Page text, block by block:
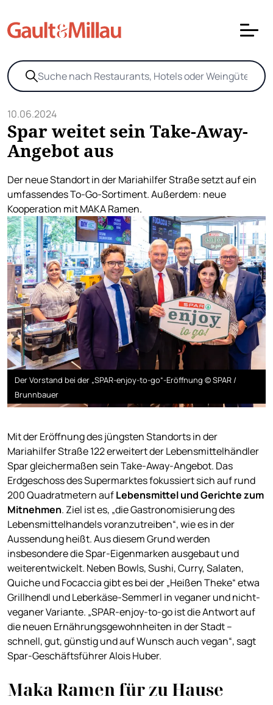
10.06.2024
Spar weitet sein Take-Away-
Angebot aus
Der neue Standort in der Mariahilfer Straße setzt auf ein
umfassendes To-Go-Sortiment. Außerdem: neue
Kooperation mit MAKA Ramen.
Der Vorstand bei der „SPAR-enjoy-to-go“-Eröffnung © SPAR /
Brunnbauer
Mit der Eröffnung des jüngsten Standorts in der
Mariahilfer Straße 122 erweitert der Lebensmittelhändler
Spar gleichermaßen sein Take-Away-Angebot. Das
Erdgeschoss des Supermarktes fokussiert sich auf rund
200 Quadratmetern aufLebensmittel und Gerichte zum
Mitnehmen. Ziel ist es, „die Gastronomisierung des
Lebensmittelhandels voranzutreiben“, wie es in der
Aussendung heißt. Aus diesem Grund werden
insbesondere die Spar-Eigenmarken ausgebaut und
weiterentwickelt. Neben Bowls, Sushi, Curry, Salaten,
Quiche und Focaccia gibt es bei der „Heißen Theke“ etwa
Grillhendl und Leberkäse-Semmerl in veganer und nicht-
veganer Variante. „SPAR-enjoy-to-go ist die Antwort auf
die neuen Ernährungsgewohnheiten in der Stadt –
schnell, gut, günstig und auf Wunsch auch vegan“, sagt
Spar-Geschäftsführer Alois Huber.
Maka Ramen für zu Hause